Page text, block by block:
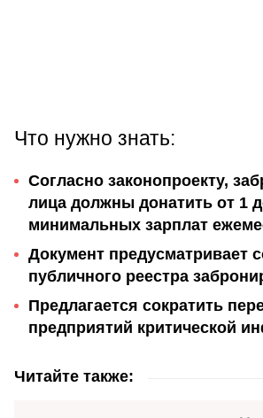
Что нужно знать:
Согласно законопроекту,
лица должны донатить от 1
минимальных зарплат
Документ предусматривает
публичного реестра
Предлагается сократить
предприятий критической
Читайте также: